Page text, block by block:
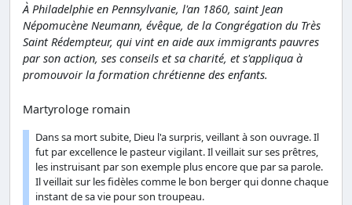
À Philadelphie en Pennsylvanie, l'an 1860, saint Jean
Népomucène Neumann, évêque, de la Congrégation du Très
Saint Rédempteur, qui vint en aide aux immigrants pauvres
par son action, ses conseils et sa charité, et s'appliqua à
promouvoir la formation chrétienne des enfants.
Martyrologe romain
Dans sa mort subite, Dieu l'a surpris, veillant à son ouvrage. Il
fut par excellence le pasteur vigilant. Il veillait sur ses prêtres,
les instruisant par son exemple plus encore que par sa parole.
Il veillait sur les fidèles comme le bon berger qui donne chaque
instant de sa vie pour son troupeau.